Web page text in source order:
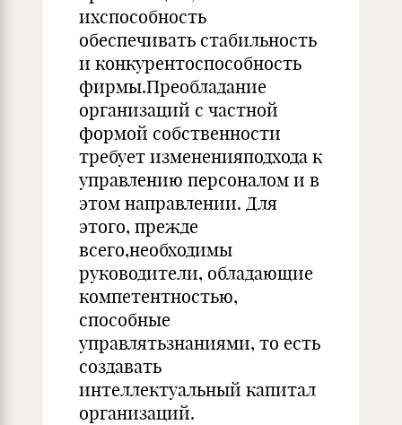
ихспособность
обеспечивать стабильность
и конкурентоспособность
фирмы.Преобладание
организаций с частной
формой собственности
требует измененияподхода к
управлению персоналом и в
этом направлении. Для
этого, прежде
всего,необходимы
руководители, обладающие
компетентностью,
способные
управлятьзнаниями, то есть
создавать
интеллектуальный капитал
организаций.